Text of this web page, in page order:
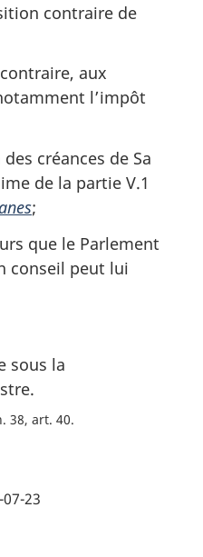
contraire de
aux
l’impôt
créances de Sa
de la partie V.1
;
que le Parlement
conseil peut lui
sous la
38, art. 40
23